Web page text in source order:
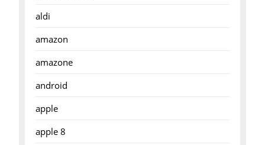
aldi
amazon
amazone
android
apple
apple 8